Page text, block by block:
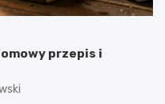
przepis i